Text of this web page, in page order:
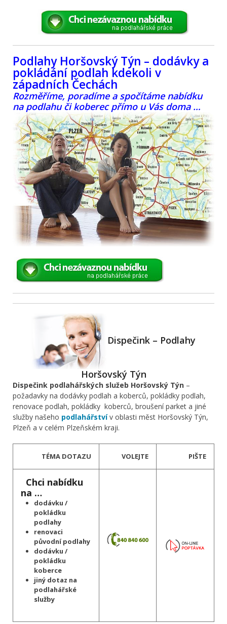
Podlahy Horšovský Týn – dodávky a
pokládání podlah kdekoli v
západních Čechách
Rozměříme, poradíme a spočítáme nabídku
na podlahu či koberec přímo u Vás doma …
Dispečink – Podlahy
Horšovský Týn
Dispečink podlahářských služeb Horšovský Týn –
požadavky na dodávky podlah a koberců, pokládky podlah,
renovace podlah, pokládky koberců, broušení parket a jiné
služby našeho podlahářstvív oblasti měst Horšovský Týn,
Plzeň a v celém Plzeňském kraji.
TÉMA DOTAZU VOLEJTE PIŠTE
Chci nabídku
na …
dodávku /
pokládku
podlahy
renovaci
původní podlahy
dodávku /
pokládku
koberce
jiný dotaz na
podlahářské
služby